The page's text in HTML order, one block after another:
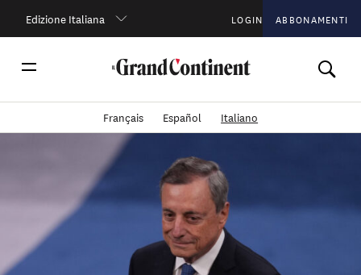
Edizione Italiana LOGIN ABBONAMENTI
Français Español Italiano